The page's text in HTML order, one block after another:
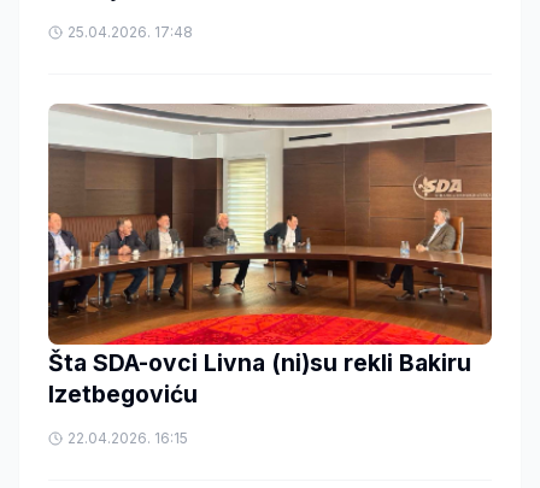
25.04.2026. 17:48
Šta SDA-ovci Livna (ni)su rekli Bakiru
Izetbegoviću
22.04.2026. 16:15